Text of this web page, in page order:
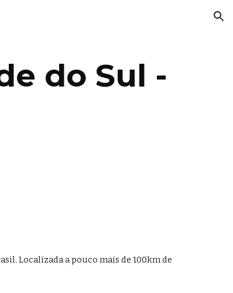
do Sul -
Localizada a pouco mais de 100km de